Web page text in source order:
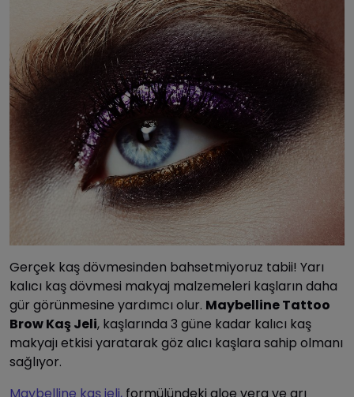
Gerçek kaş dövmesinden bahsetmiyoruz tabii! Yarı
kalıcı kaş dövmesi makyaj malzemeleri kaşların daha
gür görünmesine yardımcı olur. Maybelline Tattoo
Brow Kaş Jeli, kaşlarında 3 güne kadar kalıcı kaş
makyajı etkisi yaratarak göz alıcı kaşlara sahip olmanı
sağlıyor.